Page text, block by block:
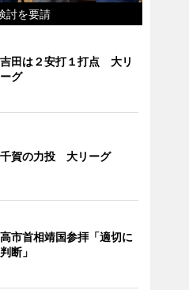
討を要請
吉田は２安打１打点 大リ
ーグ
千賀の力投 大リーグ
高市首相靖国参拝「適切に
判断」